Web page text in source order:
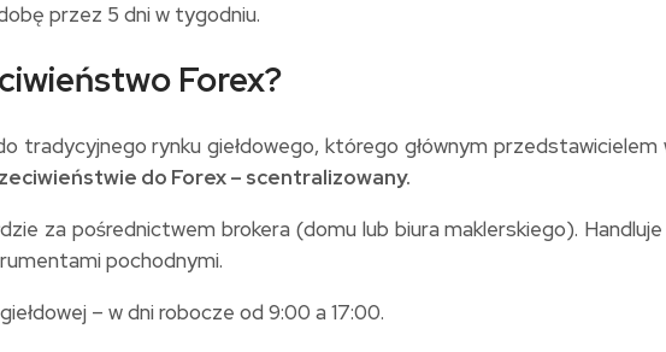
przez 5 dni w tygodniu.
Forex?
rynku giełdowego, którego głównym
do Forex – scentralizowany.
za pośrednictwem brokera (domu lub biura maklerskiego).
pochodnymi.
– w dni robocze od 9:00 a 17:00.